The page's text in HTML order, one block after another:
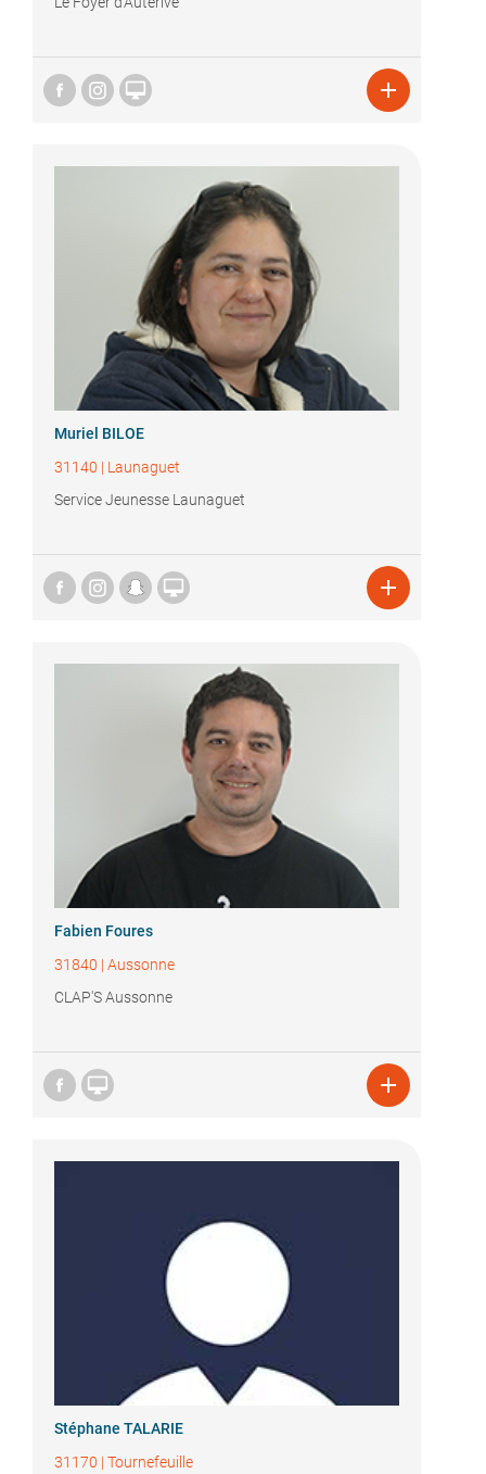
 
Muriel BILOE
31140 | Launaguet
Service Jeunesse Launaguet
 
Fabien Foures
31840 | Aussonne
CLAP'S Aussonne
 
Stéphane TALARIE
31170 | Tournefeuille